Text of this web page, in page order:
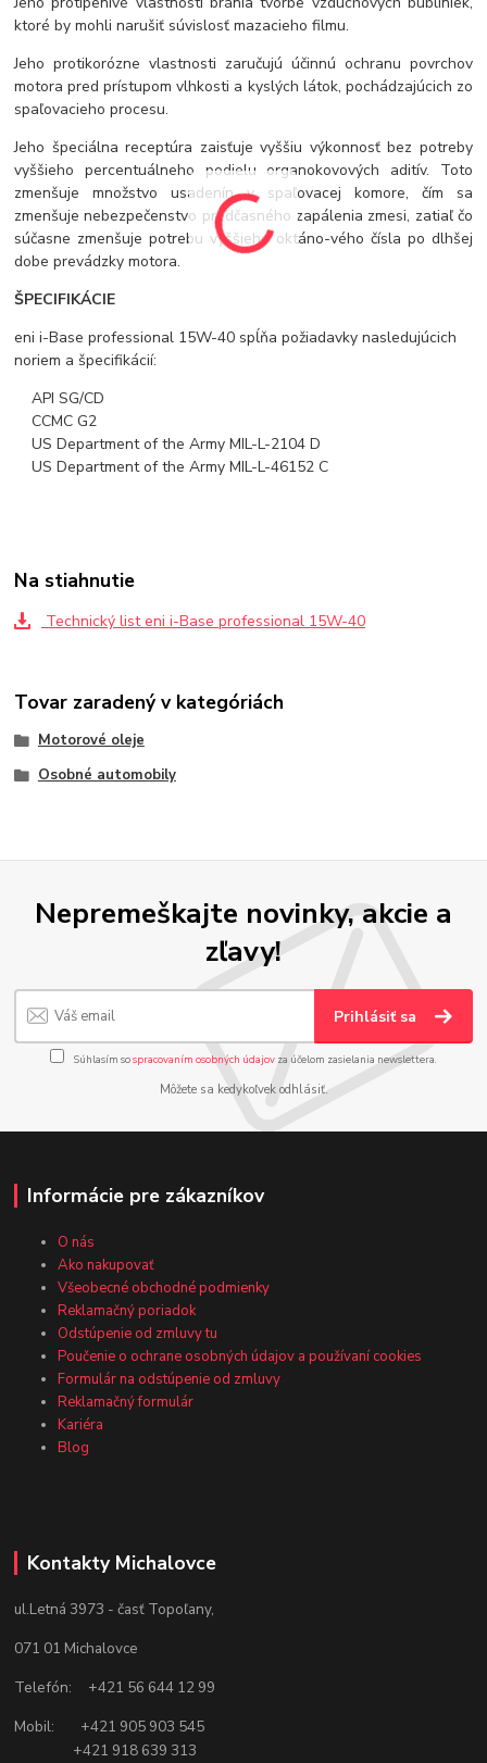
ktoré by mohli narušiť súvislosť mazacieho filmu.
Jeho protikorózne vlastnosti zaručujú účinnú ochranu povrchov
motora pred prístupom vlhkosti a kyslých látok, pochádzajúcich zo
spaľovacieho procesu.
Jeho špeciálna receptúra zaisťuje vyššiu výkonnosť bez potreby
vyššieho percentuálneho podielu organokovových aditív. Toto
zmenšuje množstvo usadenín v spaľovacej komore, čím sa
zmenšuje nebezpečenstvo predčasného zapálenia zmesi, zatiaľ čo
súčasne zmenšuje potrebu vyššieho oktáno-vého čísla po dlhšej
dobe prevádzky motora.
ŠPECIFIKÁCIE
eni i-Base professional 15W-40 spĺňa požiadavky nasledujúcich
noriem a špecifikácií:
API SG/CD
CCMC G2
US Department of the Army MIL-L-2104 D
US Department of the Army MIL-L-46152 C
Na stiahnutie
Technický list eni i-Base professional 15W-40
Tovar zaradený v kategóriách
Motorové oleje
Osobné automobily
Nepremeškajte novinky, akcie a
zľavy!
Prihlásiť sa
Súhlasím sospracovaním osobných údajov za účelom zasielania newslettera.
Môžete sa kedykoľvek odhlásiť.
Informácie pre zákazníkov
O nás
Ako nakupovať
Všeobecné obchodné podmienky
Reklamačný poriadok
Odstúpenie od zmluvy tu
Poučenie o ochrane osobných údajov a používaní cookies
Formulár na odstúpenie od zmluvy
Reklamačný formulár
Kariéra
Blog
Kontakty Michalovce
ul.Letná 3973 - časť Topoľany,
071 01 Michalovce
Telefón: +421 56 644 12 99
Mobil: +421 905 903 545
+421 918 639 313